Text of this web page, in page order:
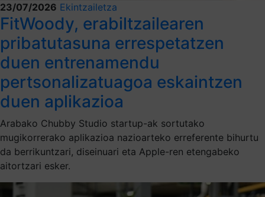
23/07/2026 Ekintzailetza
FitWoody, erabiltzailearen
pribatutasuna errespetatzen
duen entrenamendu
pertsonalizatuagoa eskaintzen
duen aplikazioa
Arabako Chubby Studio startup-ak sortutako
mugikorrerako aplikazioa nazioarteko erreferente bihurtu
da berrikuntzari, diseinuari eta Apple-ren etengabeko
aitortzari esker.